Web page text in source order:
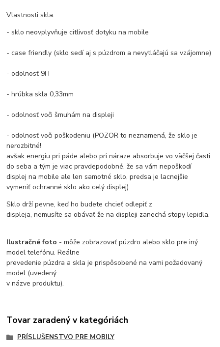
Vlastnosti skla:
- sklo neovplyvňuje citlivosť dotyku na mobile
- case friendly (sklo sedí aj s púzdrom a nevytláčajú sa vzájomne)
- odolnosť 9H
- hrúbka skla 0,33mm
- odolnosť voči šmuhám na displeji
- odolnosť voči poškodeniu (POZOR to neznamená, že sklo je
nerozbitné!
avšak energiu pri páde alebo pri náraze absorbuje vo väčšej časti
do seba a tým je viac pravdepodobné, že sa vám nepoškodí
displej na mobile ale len samotné sklo, predsa je lacnejšie
vymeniť ochranné sklo ako celý displej)
Sklo drží pevne, keď ho budete chcieť odlepiť z
displeja, nemusíte sa obávať že na displeji zanechá stopy lepidla.
Ilustračné foto - môže zobrazovať púzdro alebo sklo pre iný
model telefónu. Reálne
prevedenie púzdra a skla je prispôsobené na vami požadovaný
model (uvedený
v názve produktu).
Tovar zaradený v kategóriách
PRÍSLUŠENSTVO PRE MOBILY